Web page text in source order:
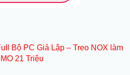
Bộ PC Giả Lập – Treo NOX làm
21 Triệu